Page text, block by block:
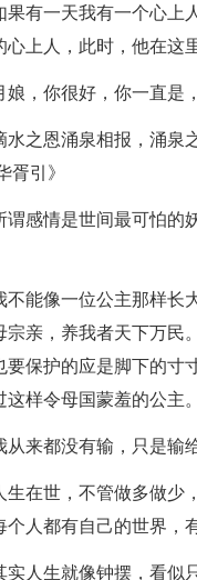
果有一天我有一个心上
心上人，此时，他在这
娘，你很好，你一直
水之恩涌泉相报，涌
胥引》
谓感情是世间最可怕
不能像一位公主那样长
宗亲，养我者天下万民
要保护的应是脚下的寸
这样令母国蒙羞的公主
从来都没有输，只是
生在世，不管做多做少
个人都有自己的世界，
实人生就像钟摆，看